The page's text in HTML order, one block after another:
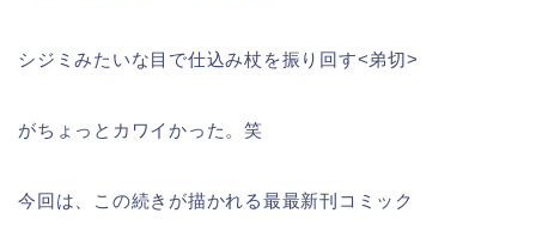
シジミみたいな目で仕込み杖を振り回す<弟切>
がちょっとカワイかった。笑
今回は、この続きが描かれる最最新刊コミック